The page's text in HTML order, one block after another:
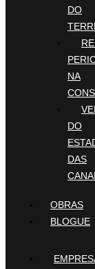
DO
NA
DO
DAS
OBRAS
BLOGUE